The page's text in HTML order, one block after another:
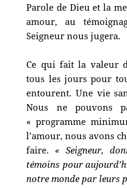
Parole de Dieu et la
amour, au
Seigneur nous jugera.
Ce qui fait la valeur
tous les jours pour
entourent. Une vie
Nous ne pouvons
« programme
l’amour, nous avons
faire. « Seigneur,
témoins pour
notre monde par leurs